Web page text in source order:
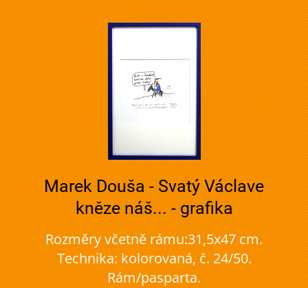
Marek Douša - Svatý Václave
kněze náš... - grafika
Rozměry včetně rámu:31,5x47 cm.
Technika: kolorovaná, č. 24/50.
Rám/pasparta.